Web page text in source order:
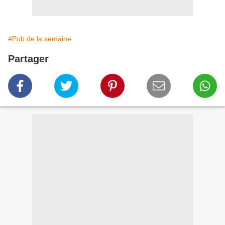
#Pub de la semaine
Partager